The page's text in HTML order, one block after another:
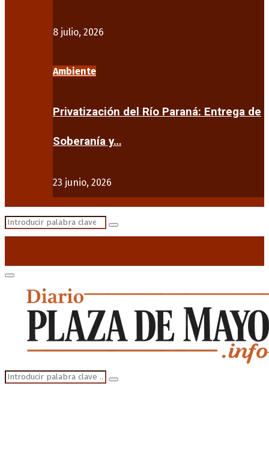
8 julio, 2026
Ambiente
Privatización del Río Paraná: Entrega de
Soberanía y…
23 junio, 2026
Search
Search
Primary
Menu
Search
for:
Search